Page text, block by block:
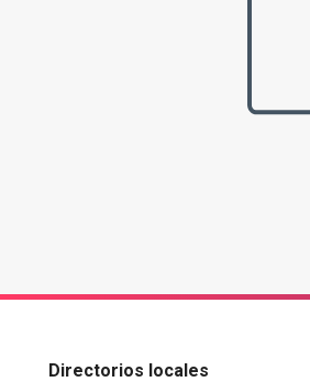
Directorios locales